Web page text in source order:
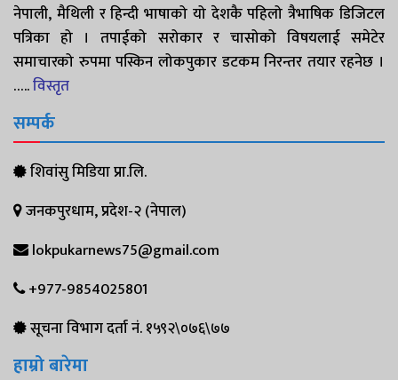
नेपाली, मैथिली र हिन्दी भाषाको यो देशकै पहिलो त्रैभाषिक डिजिटल
पत्रिका हो । तपाईको सरोकार र चासोको विषयलाई समेटेर
समाचारको रुपमा पस्किन लोकपुकार डटकम निरन्तर तयार रहनेछ ।
…..विस्तृत
सम्पर्क
शिवांसु मिडिया प्रा.लि.
जनकपुरधाम, प्रदेश-२ (नेपाल)
lokpukarnews75@gmail.com
+977-9854025801
सूचना विभाग दर्ता नं. १५९२\०७६\७७
हाम्रो बारेमा